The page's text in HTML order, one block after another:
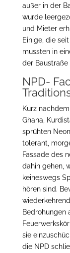
außer in der
wurde
und Mieter
Einige, die
mussten in
der Baustraße
NPD-
Kurz
Ghana,
sprühten
tolerant,
Fassade des
dahin gehen,
keineswegs
hören sind.
Bedrohungen
sie
die NPD